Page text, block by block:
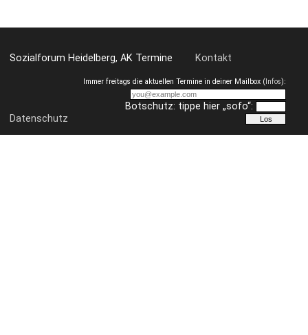
Sozialforum Heidelberg, AK Termine Kontakt
Datenschutz
Immer freitags die aktuellen Termine in deiner Mailbox (Infos):
Botschutz: tippe hier „sofo“: